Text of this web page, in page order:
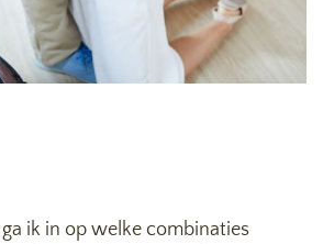
ik in op welke combinaties